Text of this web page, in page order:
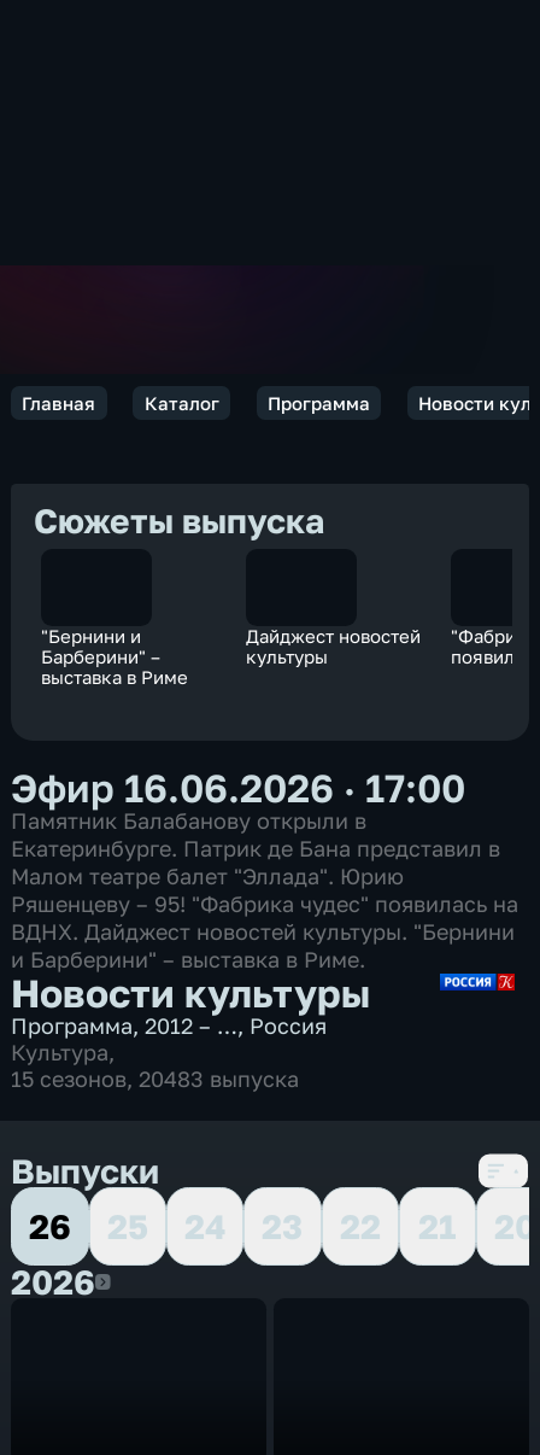
Главная Каталог Программа Новости
Сюжеты выпуска
"Бернини и
Барберини" –
выставка в Риме
Дайджест новостей
культуры
"Фабрика
Эфир 16.06.2026 · 17:00
Памятник Балабанову открыли в
Екатеринбурге. Патрик де Бана представил в
Малом театре балет "Эллада". Юрию
Ряшенцеву – 95! "Фабрика чудес" появилась на
ВДНХ. Дайджест новостей культуры. "Бернини
и Барберини" – выставка в Риме.
Новости культуры
Программа,2012 – …, Россия
Культура,
15 сезонов, 20483 выпуска
Выпуски
26
25 24 23 22 21
20
20262026